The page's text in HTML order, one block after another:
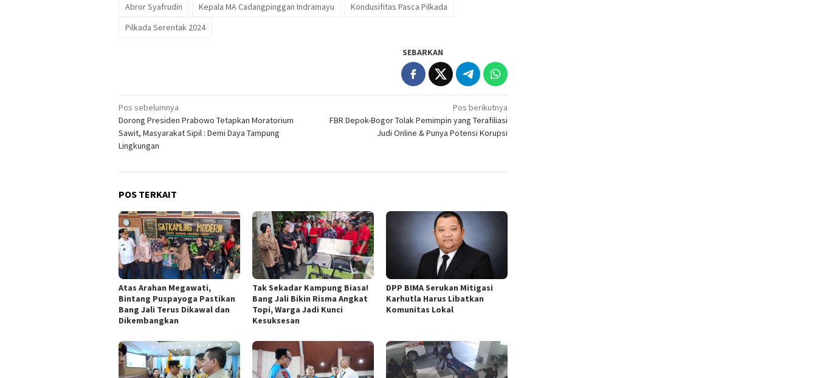
Abror Syafrudin Kepala MA Cadangpinggan Indramayu
Kondusifitas Pasca Pilkada
Pilkada Serentak 2024
SEBARKAN
Navigasi
pos
Pos sebelumnya
Dorong Presiden Prabowo Tetapkan Moratorium
Sawit, Masyarakat Sipil : Demi Daya Tampung
Lingkungan
Pos berikutnya
FBR Depok-Bogor Tolak Pemimpin yang Terafiliasi
Judi Online & Punya Potensi Korupsi
POS TERKAIT
Atas Arahan Megawati,
Bintang Puspayoga Pastikan
Bang Jali Terus Dikawal dan
Dikembangkan
Tak Sekadar Kampung Biasa!
Bang Jali Bikin Risma Angkat
Topi, Warga Jadi Kunci
Kesuksesan
DPP BIMA Serukan Mitigasi
Karhutla Harus Libatkan
Komunitas Lokal